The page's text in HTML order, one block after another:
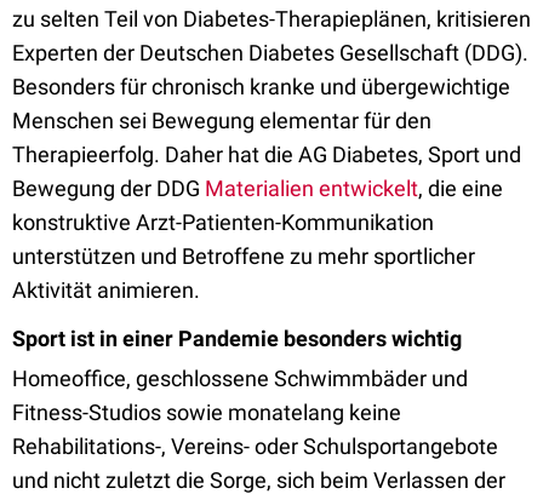
zu selten Teil von Diabetes-Therapieplänen, kritisieren
Experten der Deutschen Diabetes Gesellschaft (DDG).
Besonders für chronisch kranke und übergewichtige
Menschen sei Bewegung elementar für den
Therapieerfolg. Daher hat die AG Diabetes, Sport und
Bewegung der DDG Materialien entwickelt, die eine
konstruktive Arzt-Patienten-Kommunikation
unterstützen und Betroffene zu mehr sportlicher
Aktivität animieren.
Sport ist in einer Pandemie besonders wichtig
Homeoffice, geschlossene Schwimmbäder und
Fitness-Studios sowie monatelang keine
Rehabilitations-, Vereins- oder Schulsportangebote
und nicht zuletzt die Sorge, sich beim Verlassen der